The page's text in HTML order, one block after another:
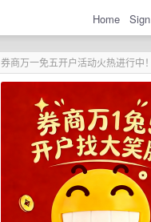
Home
券商万一免五开户活动火热进行中！